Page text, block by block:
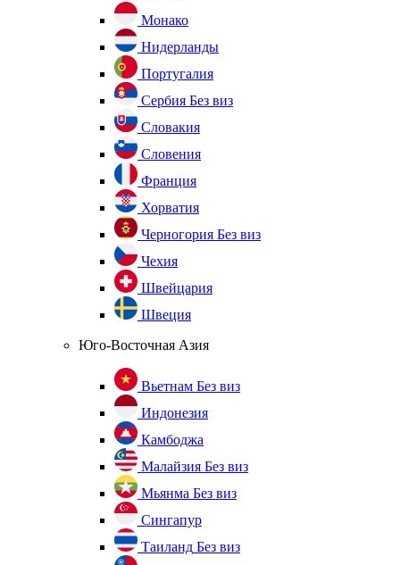
Монако
Нидерланды
Португалия
Сербия Без виз
Словакия
Словения
Франция
Хорватия
Черногория Без виз
Чехия
Швейцария
Швеция
Юго-Восточная Азия
Вьетнам Без виз
Индонезия
Камбоджа
Малайзия Без виз
Мьянма Без виз
Сингапур
Таиланд Без виз